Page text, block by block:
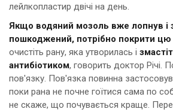
лейлкопластир двічі на день.
Якщо водяний мозоль вже лопнув і
пошкоджений, потрібно покрити цю
очистіть рану, яка утворилась і
антибіотиком, говорить доктор Річі.
пов'язку. Пов'язка повинна
поки рана не почне гоїтися сама по
не скаже, що почувається краще.